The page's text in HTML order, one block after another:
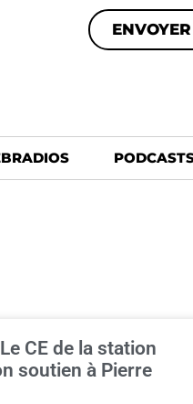
CE de la station
soutien à Pierre